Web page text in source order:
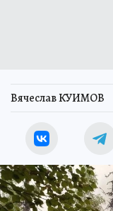
Вячеслав КУИМОВ